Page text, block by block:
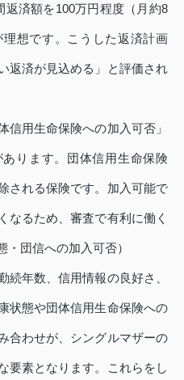
返済額を100万円程度（月約8
想です。こうした返済計画
返済が見込める」と評価され
信用生命保険への加入可否」
ります。団体信用生命保険
される保険です。加入可能で
なるため、審査で有利に働く
団信への加入可否）
続年数、信用情報の良好さ、
状態や団体信用生命保険への
合わせが、シングルマザーの
要素となります。これらをし